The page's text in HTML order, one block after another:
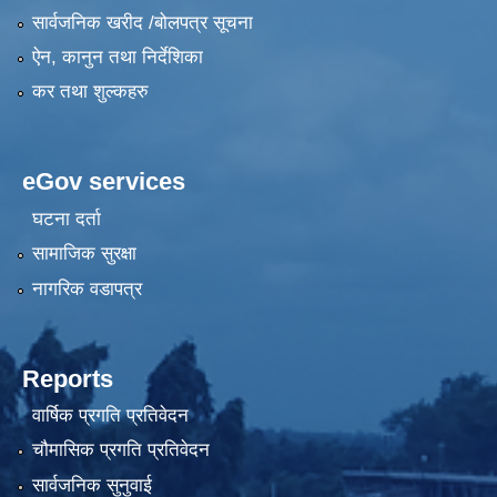
सार्वजनिक खरीद /बोलपत्र सूचना
ऐन, कानुन तथा निर्देशिका
कर तथा शुल्कहरु
eGov services
घटना दर्ता
सामाजिक सुरक्षा
नागरिक वडापत्र
Reports
वार्षिक प्रगति प्रतिवेदन
चौमासिक प्रगति प्रतिवेदन
सार्वजनिक सुनुवाई